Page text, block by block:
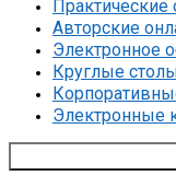
Авторские
Электронное
Круглые
Электронные